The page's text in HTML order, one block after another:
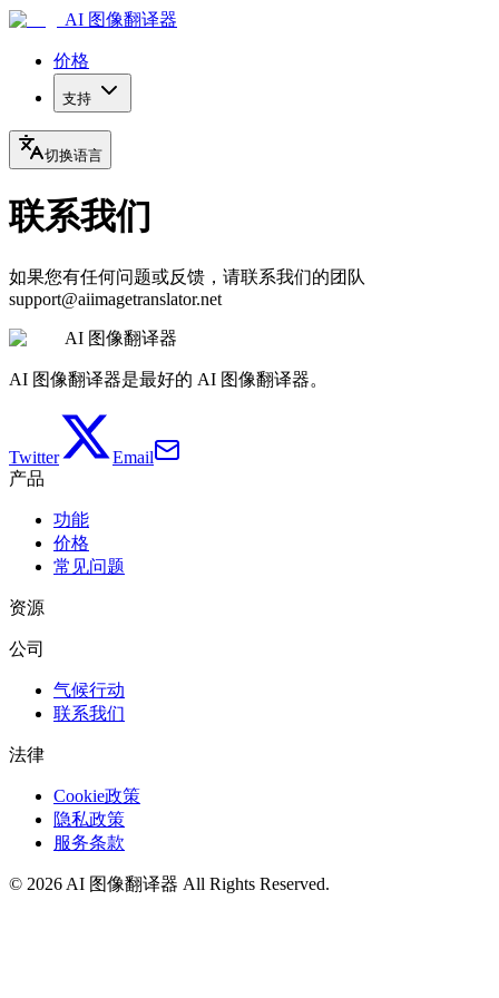
AI 图像翻译器
价格
支持
切换语言
联系我们
如果您有任何问题或反馈，请联系我们的团队
support@aiimagetranslator.net
AI 图像翻译器
AI 图像翻译器是最好的 AI 图像翻译器。
Twitter
Email
产品
功能
价格
常见问题
资源
公司
气候行动
联系我们
法律
Cookie政策
隐私政策
服务条款
© 2026 AI 图像翻译器 All Rights Reserved.